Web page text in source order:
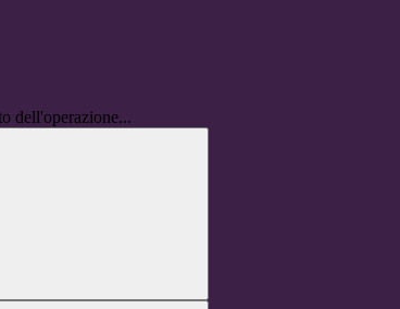
dell'operazione...